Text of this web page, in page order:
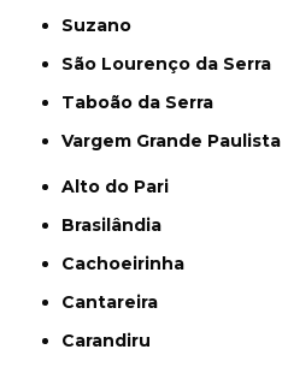
Suzano
São Lourenço da Serra
Taboão da Serra
Vargem Grande Paulista
Alto do Pari
Brasilândia
Cachoeirinha
Cantareira
Carandiru